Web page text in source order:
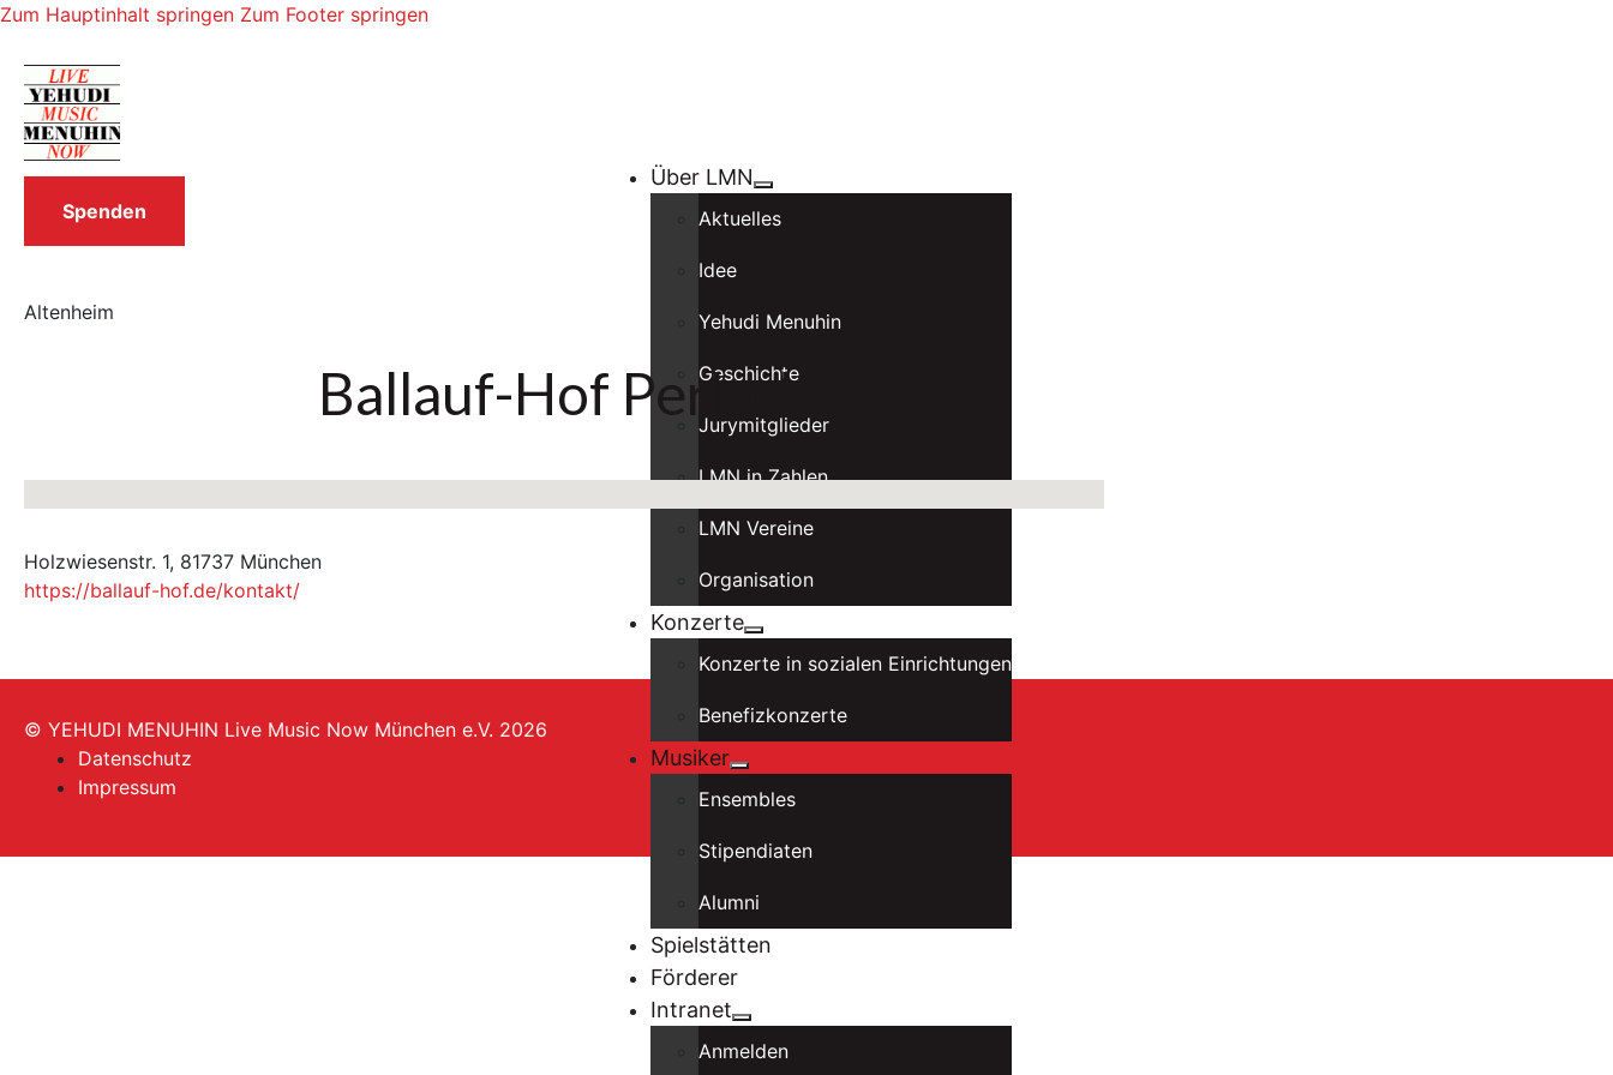
Zum Hauptinhalt springen Zum Footer springen
Über LMN
Aktuelles
Idee
Yehudi Menuhin
Geschichte
Jurymitglieder
LMN in Zahlen
LMN Vereine
Organisation
Konzerte
Konzerte in sozialen Einrichtungen
Benefizkonzerte
Musiker
Ensembles
Stipendiaten
Alumni
Spielstätten
Förderer
Intranet
Anmelden
Spenden
Altenheim
Ballauf-Hof Perlach
Holzwiesenstr. 1, 81737 München
https://ballauf-hof.de/kontakt/
© YEHUDI MENUHIN Live Music Now München e.V. 2026
Datenschutz
Impressum